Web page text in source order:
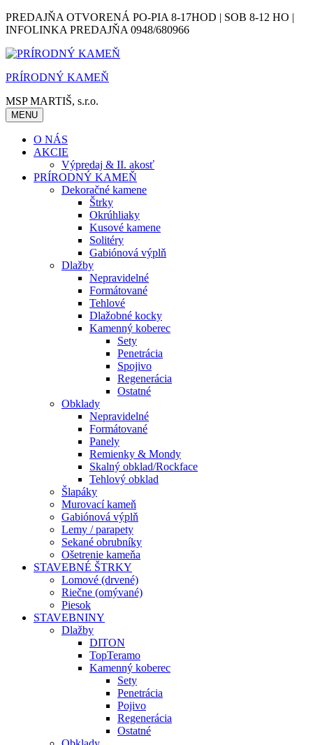
Skip
to
PREDAJŇA OTVORENÁ PO-PIA 8-17HOD | SOB 8-12 HO |
INFOLINKA PREDAJŇA 0948/680966
PRÍRODNÝ KAMEŇ
MSP MARTIŠ, s.r.o.
MENU
O NÁS
AKCIE
Výpredaj & II. akosť
PRÍRODNÝ KAMEŇ
Dekoračné kamene
Štrky
Okrúhliaky
Kusové kamene
Solitéry
Gabiónová výplň
Dlažby
Nepravidelné
Formátované
Tehlové
Dlažobné kocky
Kamenný koberec
Sety
Penetrácia
Spojivo
Regenerácia
Ostatné
Obklady
Nepravidelné
Formátované
Panely
Remienky & Mondy
Skalný obklad/Rockface
Tehlový obklad
Šlapáky
Murovací kameň
Gabiónová výplň
Lemy / parapety
Sekané obrubníky
Ošetrenie kameňa
STAVEBNÉ ŠTRKY
Lomové (drvené)
Riečne (omývané)
Piesok
STAVEBNINY
Dlažby
DITON
TopTeramo
Kamenný koberec
Sety
Penetrácia
Pojivo
Regenerácia
Ostatné